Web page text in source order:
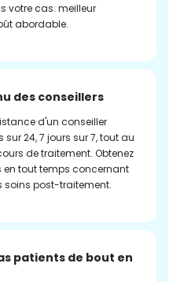
votre cas. meilleur
abordable.
des conseillers
d'un conseiller
24, 7 jours sur 7, tout au
de traitement. Obtenez
tout temps concernant
soins post-traitement.
patients de bout en